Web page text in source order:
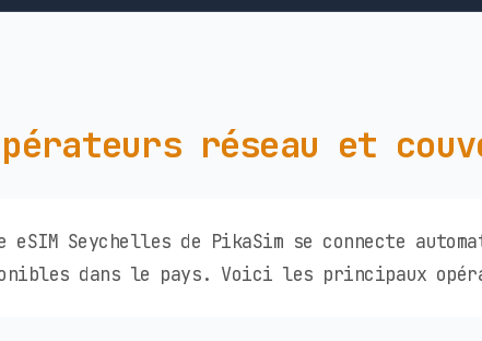
réseau et
eSIM Seychelles de PikaSim se connecte
dans le pays. Voici les principaux